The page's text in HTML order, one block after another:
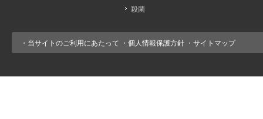
殺菌
・ 当サイトのご利用にあたって ・ 個人情報保護方針 ・ サイトマップ